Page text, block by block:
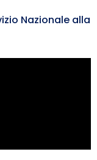
Nazionale alla